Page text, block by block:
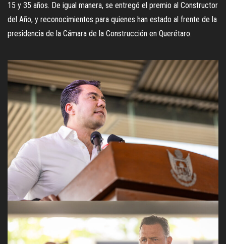
15 y 35 años. De igual manera, se entregó el premio al Constructor
del Año, y reconocimientos para quienes han estado al frente de la
presidencia de la Cámara de la Construcción en Querétaro.